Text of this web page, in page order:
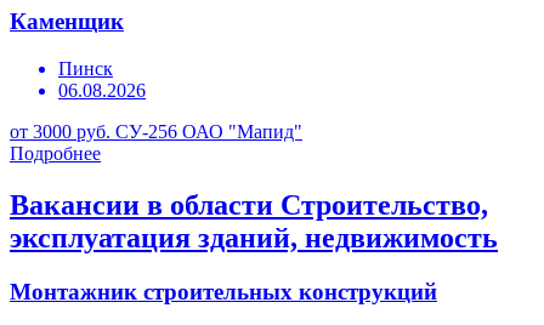
Каменщик
Пинск
06.08.2026
от 3000 руб. СУ-256 ОАО "Мапид"
Подробнее
Вакансии в области Строительство,
эксплуатация зданий, недвижимость
Монтажник строительных конструкций